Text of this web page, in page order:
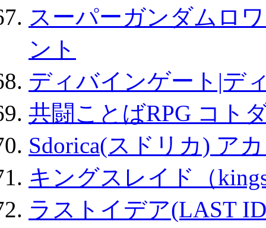
スーパーガンダムロ
ント
ディバインゲート|デ
共闘ことばRPG コト
Sdorica(スドリカ) ア
キングスレイド（
ラストイデア(LAST